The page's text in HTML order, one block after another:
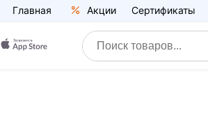
Главная Акции Сертификаты